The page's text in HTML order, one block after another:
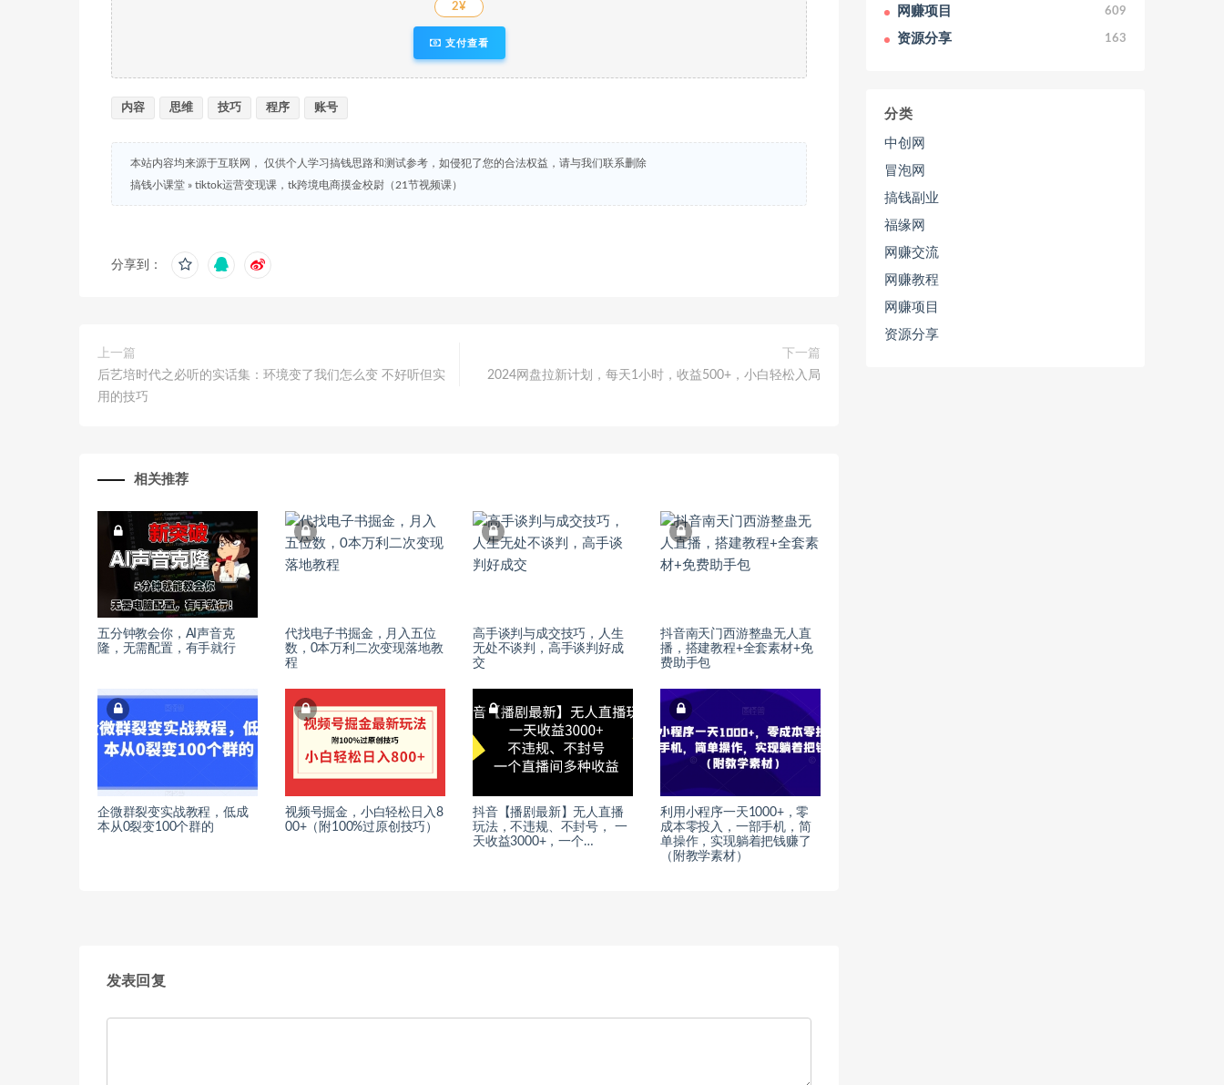
2¥
支付查看
内容 思维 技巧 程序 账号
本站内容均来源于互联网， 仅供个人学习搞钱思路和测试参考，如侵犯了您的合法权益，请与我们联系删除
搞钱小课堂 » tiktok运营变现课，tk跨境电商摸金校尉（21节视频课）
分享到：
上一篇
后艺培时代之必听的实话集：环境变了我们怎么变 不好听但实
用的技巧
下一篇
2024网盘拉新计划，每天1小时，收益500+，小白轻松入局
相关推荐
五分钟教会你，AI声音克
隆，无需配置，有手就行
代找电子书掘金，月入五位
数，0本万利二次变现落地教
程
高手谈判与成交技巧，人生
无处不谈判，高手谈判好成
交
抖音南天门西游整蛊无人直
播，搭建教程+全套素材+免
费助手包
企微群裂变实战教程，低成
本从0裂变100个群的
视频号掘金，小白轻松日入8
00+（附100%过原创技巧）
抖音【播剧最新】无人直播
玩法，不违规、不封号， 一
天收益3000+，一个…
利用小程序一天1000+，零
成本零投入，一部手机，简
单操作，实现躺着把钱赚了
（附教学素材）
发表回复
网赚项目 609
资源分享 163
分类
中创网
冒泡网
搞钱副业
福缘网
网赚交流
网赚教程
网赚项目
资源分享